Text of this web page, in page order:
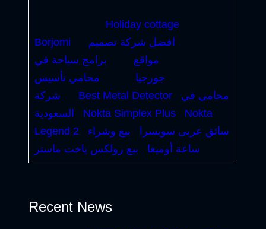
Holiday cottage
Borjomi
افضل شركة تصميم
مواقع
برامج سياحة في
جورجيا
محامي تأسيس
شركة
Best Metal Detector
محامي في
السعودية
Nokta Simplex Plus
Nokta
Legend 2
سائق عربى سويسرا
بيع وشراء
ساعة أوميغا
بيع رولكس ياخت ماستر
Recent News